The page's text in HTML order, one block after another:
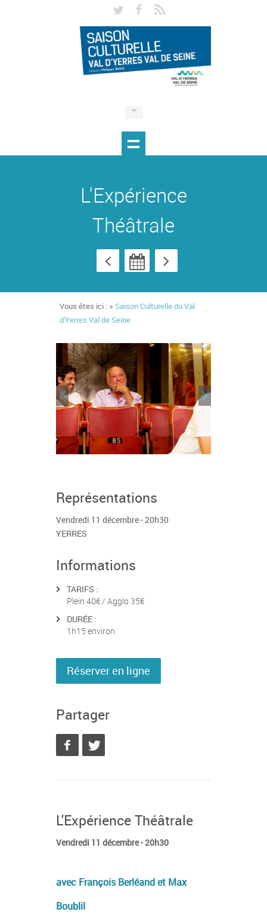
L'Expérience
Théâtrale
Vous êtes ici : > Saison Culturelle du Val
d'Yerres Val de Seine
Représentations
Vendredi 11 décembre - 20h30
YERRES
Informations
TARIFS :
Plein 40€ / Agglo 35€
DURÉE :
1h15 environ
Réserver en ligne
Partager
L'Expérience Théâtrale
Vendredi 11 décembre - 20h30
avec François Berléand et Max
Boublil